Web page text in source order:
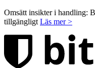
Omsätt insikter i handling:
tillgängligt Läs mer >